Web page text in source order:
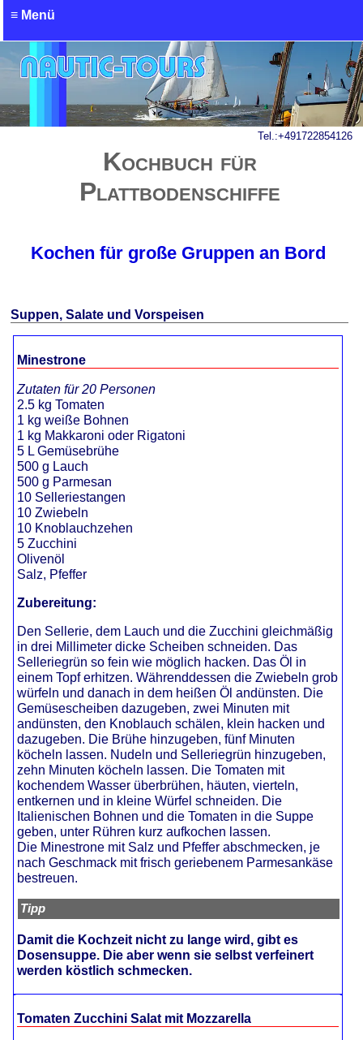
≡ Menü
Tel.:+491722854126
Kochbuch für
Plattbodenschiffe
Kochen für große Gruppen an Bord
Suppen, Salate und Vorspeisen
Minestrone
Zutaten für 20 Personen
2.5 kg Tomaten
1 kg weiße Bohnen
1 kg Makkaroni oder Rigatoni
5 L Gemüsebrühe
500 g Lauch
500 g Parmesan
10 Selleriestangen
10 Zwiebeln
10 Knoblauchzehen
5 Zucchini
Olivenöl
Salz, Pfeffer
Zubereitung:
Den Sellerie, dem Lauch und die Zucchini gleichmäßig
in drei Millimeter dicke Scheiben schneiden. Das
Selleriegrün so fein wie möglich hacken. Das Öl in
einem Topf erhitzen. Währenddessen die Zwiebeln grob
würfeln und danach in dem heißen Öl andünsten. Die
Gemüsescheiben dazugeben, zwei Minuten mit
andünsten, den Knoblauch schälen, klein hacken und
dazugeben. Die Brühe hinzugeben, fünf Minuten
köcheln lassen. Nudeln und Selleriegrün hinzugeben,
zehn Minuten köcheln lassen. Die Tomaten mit
kochendem Wasser überbrühen, häuten, vierteln,
entkernen und in kleine Würfel schneiden. Die
Italienischen Bohnen und die Tomaten in die Suppe
geben, unter Rühren kurz aufkochen lassen.
Die Minestrone mit Salz und Pfeffer abschmecken, je
nach Geschmack mit frisch geriebenem Parmesankäse
bestreuen.
Tipp
Damit die Kochzeit nicht zu lange wird, gibt es
Dosensuppe. Die aber wenn sie selbst verfeinert
werden köstlich schmecken.
Tomaten Zucchini Salat mit Mozzarella